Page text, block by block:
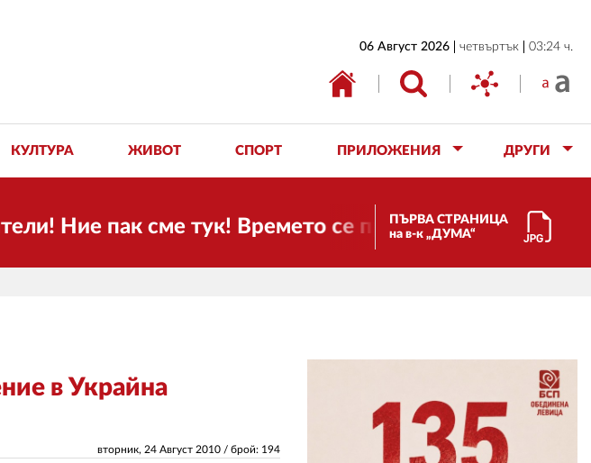
06 Август 2026 четвъртък 03:24 ч.
КУЛТУРА ЖИВОТ СПОРТ ПРИЛОЖЕНИЯ ДРУГИ
пак сме тук! Времето се променя и налага
ПЪРВА СТРАНИЦА
на в-к „ДУМА“
в Украйна
вторник, 24 Август 2010 / брой: 194
ИКОНОМИКА
ОБЩЕСТВО